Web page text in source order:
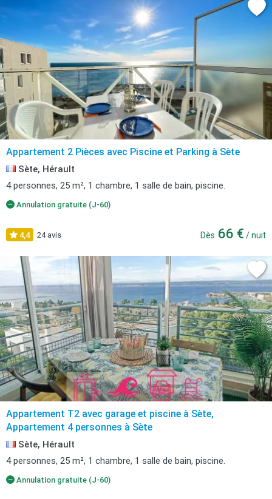
Appartement 2 Pièces avec Piscine et Parking à Sète
Sète, Hérault
4 personnes, 25 m², 1 chambre, 1 salle de bain, piscine.
Annulation gratuite (J-60)
4,4 24 avis Dès 66 € / nuit
Appartement T2 avec garage et piscine à Sète,
Appartement 4 personnes à Sète
Sète, Hérault
4 personnes, 25 m², 1 chambre, 1 salle de bain, piscine.
Annulation gratuite (J-60)